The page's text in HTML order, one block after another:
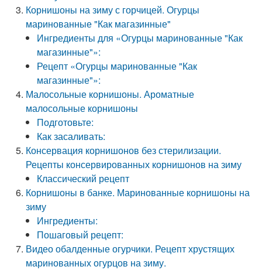
Корнишоны на зиму с горчицей. Огурцы
маринованные "Как магазинные"
Ингредиенты для «Огурцы маринованные "Как
магазинные"»:
Рецепт «Огурцы маринованные "Как
магазинные"»:
Малосольные корнишоны. Ароматные
малосольные корнишоны
Подготовьте:
Как засаливать:
Консервация корнишонов без стерилизации.
Рецепты консервированных корнишонов на зиму
Классический рецепт
Корнишоны в банке. Маринованные корнишоны на
зиму
Ингредиенты:
Пошаговый рецепт:
Видео обалденные огурчики. Рецепт хрустящих
маринованных огурцов на зиму.